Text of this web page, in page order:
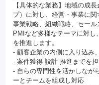
【具体的な業務】地域の成
プ）に対し、経営・事業に関
事業戦略、組織戦略、セール
PMIなど多様なテーマに対し
を推進します。
- 顧客企業の内側に入り込み
- 案件獲得 設計 推進までを担
- 自らの専門性を活かしなが
ーとチームを組成し対応